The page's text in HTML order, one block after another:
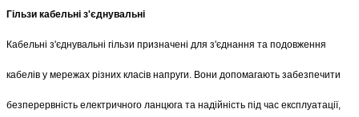
Гільзи кабельні з'єднувальні
Кабельні з'єднувальні гільзи призначені для з'єднання та подовження
кабелів у мережах різних класів напруги. Вони допомагають забезпечити
безперервність електричного ланцюга та надійність під час експлуатації,